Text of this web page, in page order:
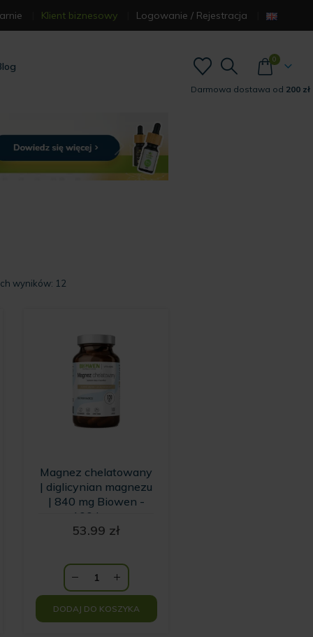
Klient biznesowy Logowanie / Rejestracja
0
Darmowa dostawa od 200 zł
wyników: 12
Magnez chelatowany
| diglicynian magnezu
| 840 mg Biowen -
100 kaps
53.99 zł
DODAJ DO KOSZYKA